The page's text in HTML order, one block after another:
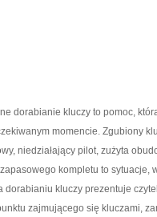
dorabianie kluczy to pomoc,
momencie. Zgubiony
niedziałający pilot, zużyta
kompletu to sytuacje,
dorabianiu kluczy prezentuje
zajmującego się kluczami,